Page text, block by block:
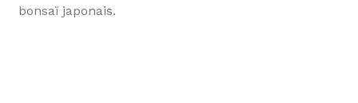
bonsaï japonais.